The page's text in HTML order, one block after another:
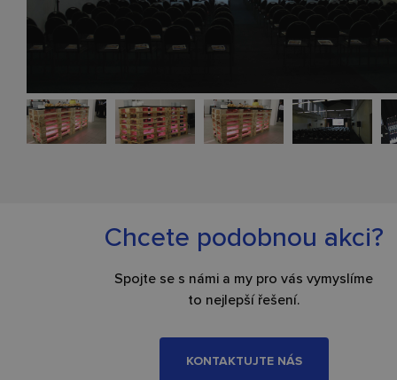
Chcete podobnou akci?
Spojte se s námi a my pro vás vymyslíme
to nejlepší řešení.
KONTAKTUJTE NÁS